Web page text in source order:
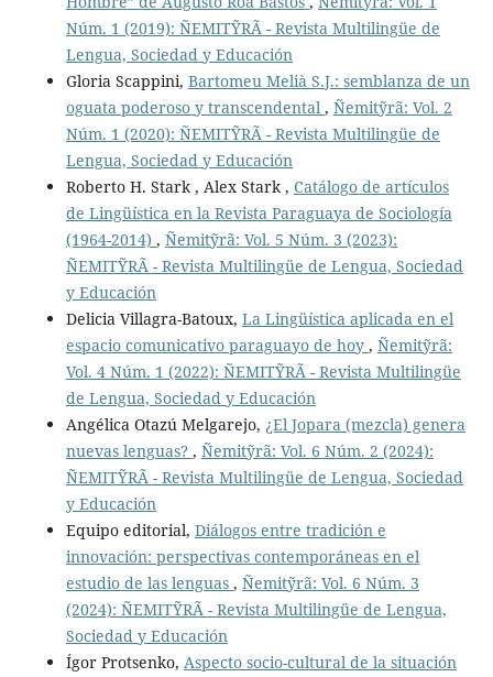
Núm. 1 (2019): ÑEMITỸRÃ - Revista Multilingüe de
Lengua, Sociedad y Educación
Gloria Scappini, Bartomeu Melià S.J.: semblanza de un
oguata poderoso y transcendental , Ñemitỹrã: Vol. 2
Núm. 1 (2020): ÑEMITỸRÃ - Revista Multilingüe de
Lengua, Sociedad y Educación
Roberto H. Stark , Alex Stark , Catálogo de artículos
de Lingüística en la Revista Paraguaya de Sociología
(1964-2014) , Ñemitỹrã: Vol. 5 Núm. 3 (2023):
ÑEMITỸRÃ - Revista Multilingüe de Lengua, Sociedad
y Educación
Delicia Villagra-Batoux, La Lingüística aplicada en el
espacio comunicativo paraguayo de hoy , Ñemitỹrã:
Vol. 4 Núm. 1 (2022): ÑEMITỸRÃ - Revista Multilingüe
de Lengua, Sociedad y Educación
Angélica Otazú Melgarejo, ¿El Jopara (mezcla) genera
nuevas lenguas? , Ñemitỹrã: Vol. 6 Núm. 2 (2024):
ÑEMITỸRÃ - Revista Multilingüe de Lengua, Sociedad
y Educación
Equipo editorial, Diálogos entre tradición e
innovación: perspectivas contemporáneas en el
estudio de las lenguas , Ñemitỹrã: Vol. 6 Núm. 3
(2024): ÑEMITỸRÃ - Revista Multilingüe de Lengua,
Sociedad y Educación
Ígor Protsenko, Aspecto socio-cultural de la situación